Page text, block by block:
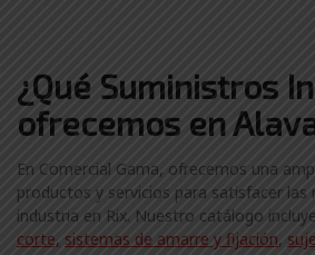
¿Qué Suministros
ofrecemos en
En Comercial Gama, ofrecemos una
productos y servicios para satisfacer las
industria en Rix. Nuestro catálogo incluye
corte, sistemas de amarre y fijación,